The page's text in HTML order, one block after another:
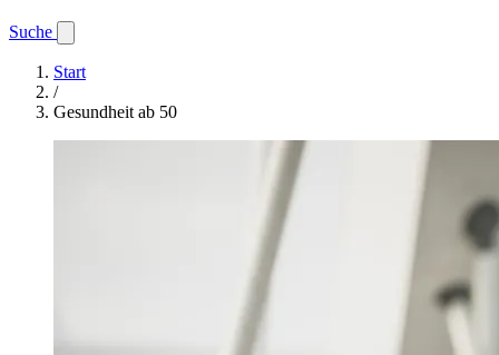
Suche
Start
/
Gesundheit ab 50